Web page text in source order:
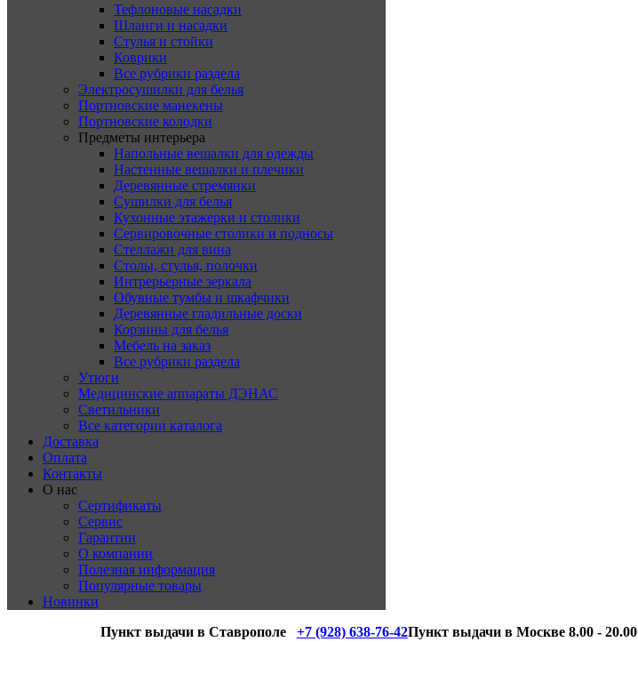
Тефлоновые насадки
Шланги и насадки
Стулья и стойки
Коврики
Все рубрики раздела
Электросушилки для белья
Портновские манекены
Портновские колодки
Предметы интерьера
Напольные вешалки для одежды
Настенные вешалки и плечики
Деревянные стремянки
Сушилки для белья
Кухонные этажерки и столики
Сервировочные столики и подносы
Стеллажи для вина
Столы, стулья, полочки
Интрерьерные зеркала
Обувные тумбы и шкафчики
Деревянные гладильные доски
Корзины для белья
Мебель на заказ
Все рубрики раздела
Утюги
Медицинские аппараты ДЭНАС
Светильники
Все категории каталога
Доставка
Оплата
Контакты
О нас
Сертификаты
Сервис
Гарантии
О компании
Полезная информация
Популярные товары
Новинки
Пункт выдачи в Москве 8.00 - 20.00
Пункт выдачи в Ставрополе
+7 (928) 638-76-42